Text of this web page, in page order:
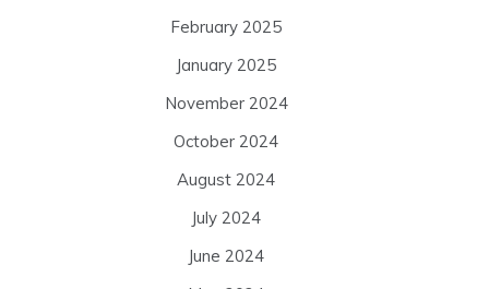
February 2025
January 2025
November 2024
October 2024
August 2024
July 2024
June 2024